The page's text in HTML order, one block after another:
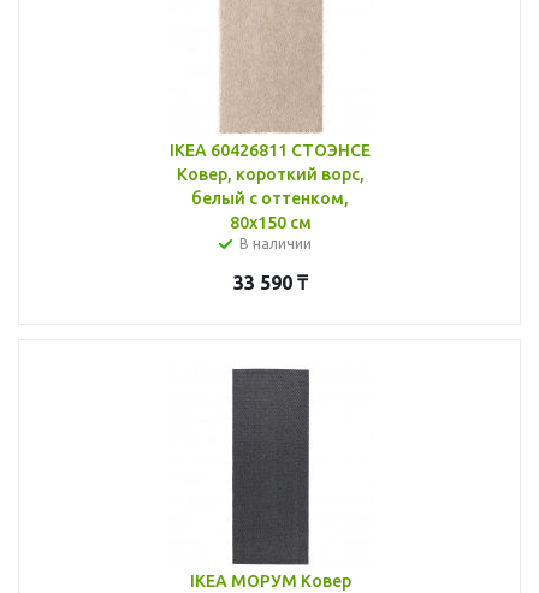
IKEA 60426811 СТОЭНСЕ
Ковер, короткий ворс,
белый с оттенком,
80x150 см
В наличии
33 590₸
IKEA МОРУМ Ковер